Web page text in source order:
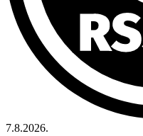
7.8.2026.